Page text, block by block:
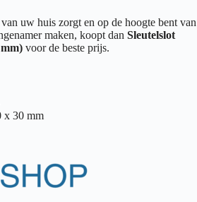
uw huis zorgt en op de hoogte bent van
maken, koopt dan Sleutelslot
voor de beste prijs.
x 30 mm